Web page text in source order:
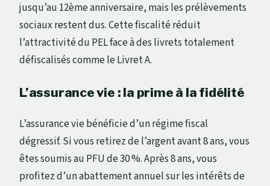
jusqu’au 12ème anniversaire, mais les prélèvements
sociaux restent dus. Cette fiscalité réduit
l’attractivité du PEL face à des livrets totalement
défiscalisés comme le Livret A.
L’assurance vie : la prime à la fidélité
L’assurance vie bénéficie d’un régime fiscal
dégressif. Si vous retirez de l’argent avant 8 ans, vous
êtes soumis au PFU de 30 %. Après 8 ans, vous
profitez d’un abattement annuel sur les intérêts de